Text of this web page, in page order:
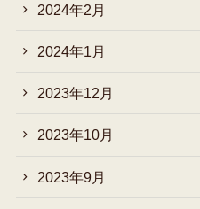
2024年2月
2024年1月
2023年12月
2023年10月
2023年9月